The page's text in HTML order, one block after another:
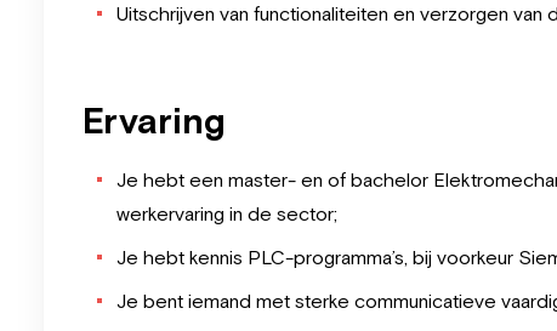
Uitschrijven van functionaliteiten en verzorgen van
Ervaring
Je hebt een master- en of bachelor
werkervaring in de sector;
Je hebt kennis PLC-programma’s, bij voorkeur
Je bent iemand met sterke communicatieve